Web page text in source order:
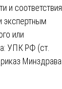
и соответствия
экспертным
или
УПК РФ (ст.
Минздрава